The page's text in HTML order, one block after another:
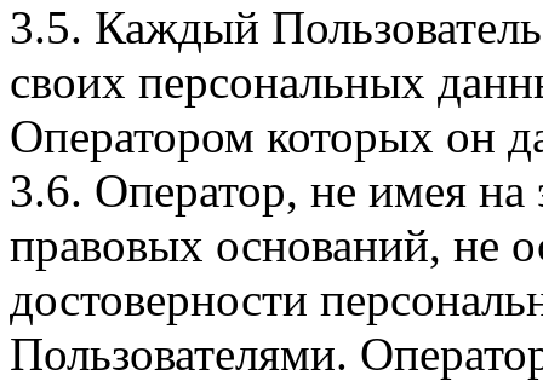
3.5. Каждый
своих персональных
Оператором которых он
3.6. Оператор, не имея
правовых оснований, не
достоверности
Пользователями.